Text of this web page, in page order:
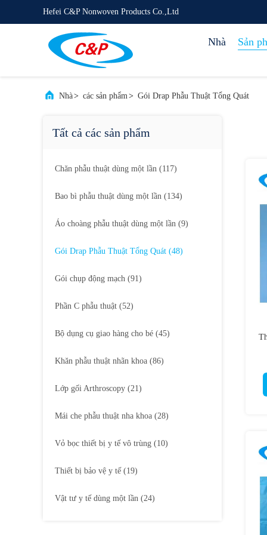
Hefei C&P Nonwoven Products Co.,Ltd
Nhà Sản
Nhà> các sản phẩm> Gói Drap Phẫu Thuật Tổng Quát
Tất cả các sản phẩm
Chăn phẫu thuật dùng một lần (117)
Bao bì phẫu thuật dùng một lần (134)
Áo choàng phẫu thuật dùng một lần (9)
Gói Drap Phẫu Thuật Tổng Quát (48)
Gói chụp động mạch (91)
Phần C phẫu thuật (52)
Bộ dụng cụ giao hàng cho bé (45)
Khăn phẫu thuật nhãn khoa (86)
Lớp gối Arthroscopy (21)
Mái che phẫu thuật nha khoa (28)
Vỏ bọc thiết bị y tế vô trùng (10)
Thiết bị bảo vệ y tế (19)
Vật tư y tế dùng một lần (24)